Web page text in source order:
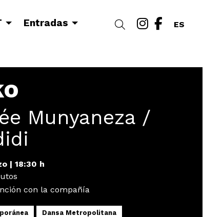
ES
Link a
Link
Buscar
Entradas
Munyaneza /
| 18:30 h
con la compañía
Dansa Metropolitana